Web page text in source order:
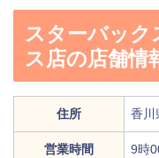
スターバック
ス店の店舗情
住所 香川
営業時間 9時